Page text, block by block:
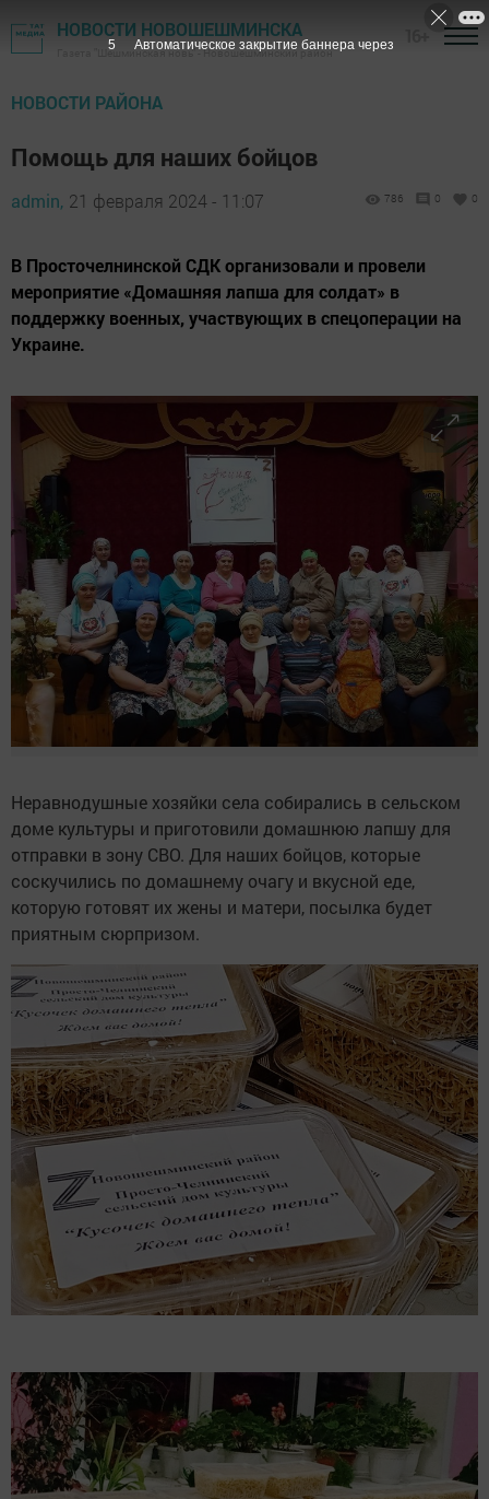
НОВОСТИ НОВОШЕШМИНСКА
Газета "Шешминская новь" - Новошешминский район
НОВОСТИ РАЙОНА
Помощь для наших бойцов
admin, 21 февраля 2024 - 11:07 786 0 0
В Просточелнинской СДК организовали и провели
мероприятие «Домашняя лапша для солдат» в
поддержку военных, участвующих в спецоперации на
Украине.
Неравнодушные хозяйки села собирались в сельском
доме культуры и приготовили домашнюю лапшу для
отправки в зону СВО. Для наших бойцов, которые
соскучились по домашнему очагу и вкусной еде,
которую готовят их жены и матери, посылка будет
приятным сюрпризом.
3 Автоматическое закрытие баннера через